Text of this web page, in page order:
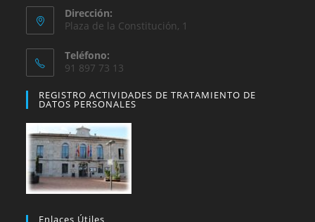
Dirección:
Plaza de la Constitución, 1
Teléfono:
91 897 73 13
REGISTRO ACTIVIDADES DE TRATAMIENTO DE
DATOS PERSONALES
Enlaces Útiles